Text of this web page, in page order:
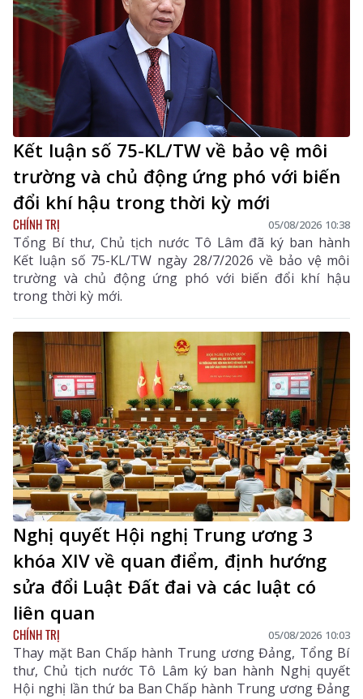
Kết luận số 75-KL/TW về bảo vệ môi
trường và chủ động ứng phó với biến
đổi khí hậu trong thời kỳ mới
CHÍNH TRỊ 05/08/2026 10:38
Tổng Bí thư, Chủ tịch nước Tô Lâm đã ký ban hành
Kết luận số 75-KL/TW ngày 28/7/2026 về bảo vệ môi
trường và chủ động ứng phó với biến đổi khí hậu
trong thời kỳ mới.
Nghị quyết Hội nghị Trung ương 3
khóa XIV về quan điểm, định hướng
sửa đổi Luật Đất đai và các luật có
liên quan
CHÍNH TRỊ 05/08/2026 10:03
Thay mặt Ban Chấp hành Trung ương Đảng, Tổng Bí
thư, Chủ tịch nước Tô Lâm ký ban hành Nghị quyết
Hội nghị lần thứ ba Ban Chấp hành Trung ương Đảng